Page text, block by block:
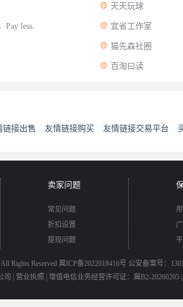
 天天玩球
Pay less.  宜省工作室
 猫先森社圈
 百淘曰读
链接出售 友情链接购买 友情链接交易平台
卖家问题
常见问题
折扣设置
提现问题
All Rights Reserved 冀ICP备2022018416号 公安备案号：
| 营业执照 增值电信业务经营许可证：冀B2-20260205